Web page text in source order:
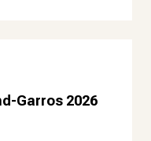
Garros 2026